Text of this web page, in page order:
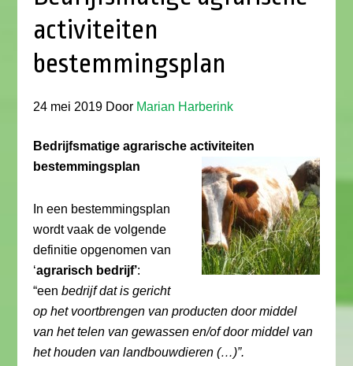
activiteiten
bestemmingsplan
24 mei 2019 Door Marian Harberink
Bedrijfsmatige agrarische activiteiten
bestemmingsplan
In een bestemmingsplan
wordt vaak de volgende
definitie opgenomen van
‘agrarisch bedrijf’:
“eenbedrijf dat is gericht
op het voortbrengen van producten door middel
van het telen van gewassen en/of door middel van
het houden van landbouwdieren (…)”.